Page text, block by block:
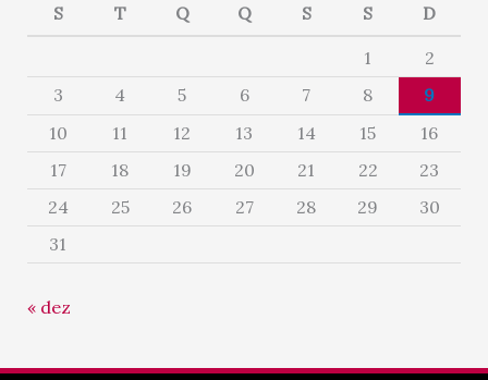
S T Q Q S S D
1
2
3
4 5 6 7 8
9
10
11 12 13 14 15
16
17
18 19 20 21 22
23
24
25 26 27 28 29
30
31
« dez